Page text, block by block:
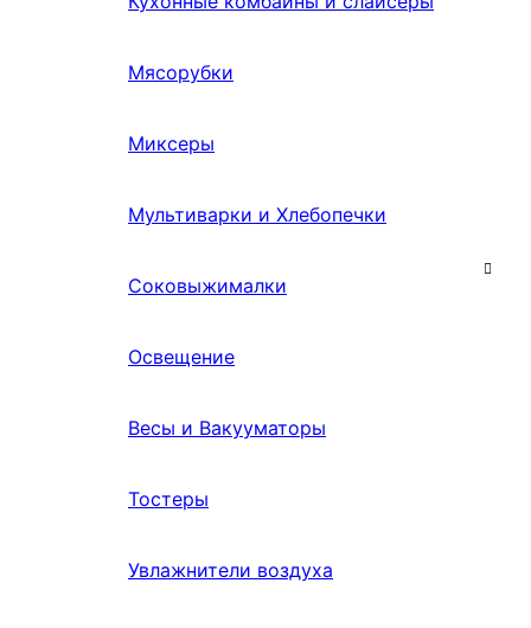
Мясорубки
Миксеры
Мультиварки и Хлебопечки
Соковыжималки
Освещение
Весы и Вакууматоры
Тостеры
Увлажнители воздуха